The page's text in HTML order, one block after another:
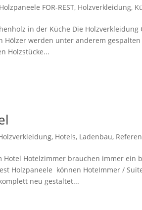
Holzpaneele FOR-REST, Holzverkleidung,
in der Küche Die
Hölzer werden unter anderem
Holzstücke...
, Hotels, Ladenbau,
Hotel Hotelzimmer brauchen immer ein
Holzpaneele können HoteImmer /
neu gestaltet...